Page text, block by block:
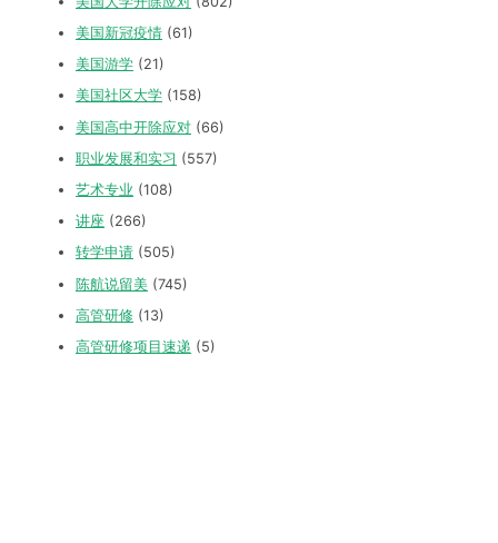
美国新冠疫情 (61)
美国游学 (21)
美国社区大学 (158)
美国高中开除应对 (66)
职业发展和实习 (557)
艺术专业 (108)
讲座 (266)
转学申请 (505)
陈航说留美 (745)
高管研修 (13)
高管研修项目速递 (5)